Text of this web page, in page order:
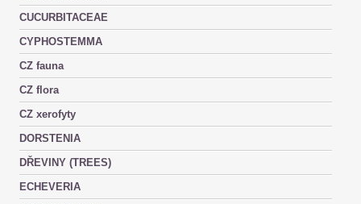
CUCURBITACEAE
CYPHOSTEMMA
CZ fauna
CZ flora
CZ xerofyty
DORSTENIA
DŘEVINY (TREES)
ECHEVERIA